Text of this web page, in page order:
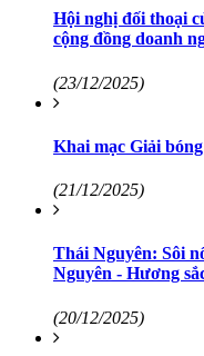
Hội nghị đối thoại
cộng đồng doanh
(23/12/2025)
Khai mạc Giải
(21/12/2025)
Thái Nguyên: Sôi
Nguyên - Hương
(20/12/2025)